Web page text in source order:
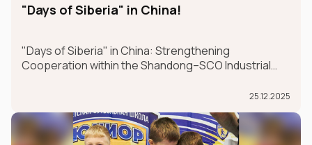
"Days of Siberia" in China!
"Days of Siberia" in China: Strengthening
Cooperation within the Shandong–SCO Industrial
25.12.2025